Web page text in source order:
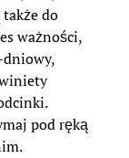
także do
ważności,
dniowy,
pod ręką